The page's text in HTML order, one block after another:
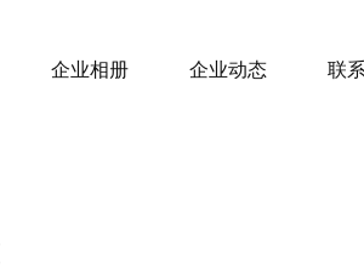
企业相册 企业动态 联